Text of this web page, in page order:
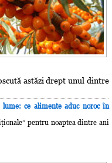
astăzi drept unul dintre
ce alimente aduc noroc în
pentru noaptea dintre ani